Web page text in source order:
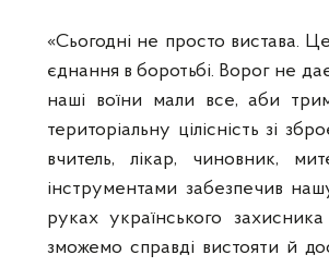
«Сьогодні не просто вистава.
єднання в боротьбі. Ворог не
наші воїни мали все, аби
територіальну цілісність зі
вчитель, лікар, чиновник,
інструментами забезпечив
руках українського
зможемо справді вистояти й